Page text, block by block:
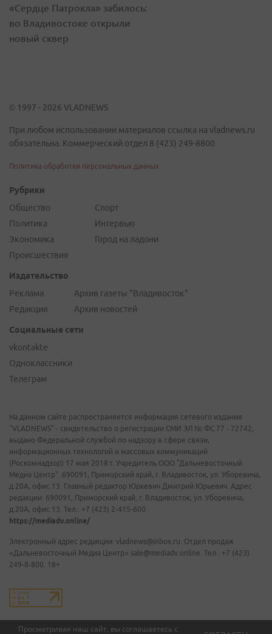
Просматривая наш сайт, вы соглашаетесь с
«Сердце Патрокла» забилось:
во Владивостоке открыли
новый сквер
© 1997 - 2026 VLADNEWS
При любом использовании материалов ссылка на vladnews.ru
обязательна. Коммерческий отдел 8 (423) 249-8800
Политика обработки персональных данных
Рубрики
Общество
Политика
Экономика
Происшествия
Спорт
Интервью
Город на ладони
Издательство
Реклама
Редакция
Архив газеты "Владивосток"
Архив новостей
Социальные сети
vkontakte
Одноклассники
Телеграм
На данном сайте распространяется информация сетевого издания
"VLADNEWS" - свидетельство о регистрации СМИ ЭЛ № ФС 77 - 72742,
выдано Федеральной службой по надзору в сфере связи,
информационных технологий и массовых коммуникаций
(Роскомнадзор) 17 мая 2018 г. Учредитель ООО "Дальневосточный
Медиа Центр". 690091, Приморский край, г. Владивосток, ул. Уборевича,
д.20А, офис 13. Главный редактор Юркевич Дмитрий Юрьевич. Адрес
редакции: 690091, Приморский край, г. Владивосток, ул. Уборевича,
д.20А, офис 13. Тел.: +7 (423) 2-415-600.
https://mediadv.online/
Электронный адрес редакции: vladnews@inbox.ru. Отдел продаж
«Дальневосточный Медиа Центр» sale@mediadv.online. Тел.: +7 (423)
249-8-800. 18+